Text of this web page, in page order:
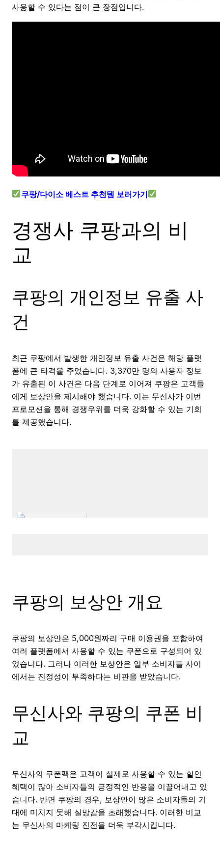
사용할 수 있다는 점이 큰 장점입니다.
쿠팡/다이소 베스트 추천템 보러가기
경쟁사 쿠팡과의 비
교
쿠팡의 개인정보 유출 사
건
최근 쿠팡에서 발생한 개인정보 유출 사건은 해당 플랫
폼에 큰 타격을 주었습니다. 3,370만 명의 사용자 정보
가 유출된 이 사건은 다음 단계로 이어져 쿠팡은 고객들
에게 보상안을 제시해야 했습니다. 이는 무신사가 이번
프로모션을 통해 경쟁우위를 더욱 강화할 수 있는 기회
를 제공했습니다.
쿠팡의 보상안 개요
쿠팡의 보상안은 5,000원짜리 구매 이용권을 포함하여
여러 플랫폼에서 사용할 수 있는 쿠폰으로 구성되어 있
었습니다. 그러나 이러한 보상안은 일부 소비자들 사이
에서는 진정성이 부족하다는 비판을 받았습니다.
무신사와 쿠팡의 쿠폰 비
교
무신사의 쿠폰팩은 고객이 실제로 사용할 수 있는 할인
혜택이 많아 소비자들의 긍정적인 반응을 이끌어내고 있
습니다. 반면 쿠팡의 경우, 보상안이 많은 소비자들의 기
대에 미치지 못해 실망감을 초래했습니다. 이러한 비교
는 무신사의 마케팅 진전을 더욱 부각시킵니다.